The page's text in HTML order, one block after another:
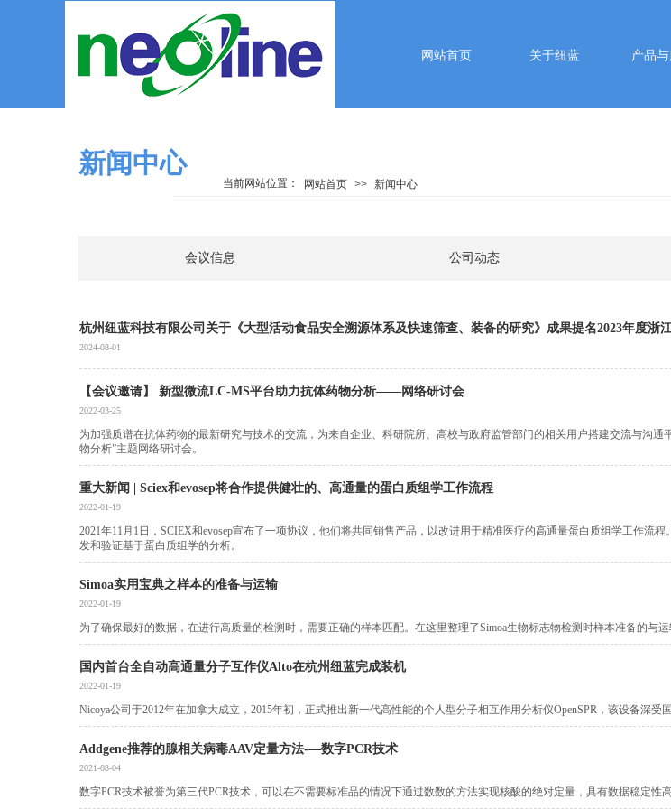
网站首页 关于纽蓝 产品
新闻中心
当前网站位置： 网站首页 >> 新闻中心
会议信息 公司动态
杭州纽蓝科技有限公司关于《大型活动食品安全溯源体系及快速筛查、装备的研究》成果提名2023年度浙
2024-08-01
【会议邀请】 新型微流LC-MS平台助力抗体药物分析——网络研讨会
2022-03-25
为加强质谱在抗体药物的最新研究与技术的交流，为来自企业、科研院所、高校与政府监管部门的相关用户搭建交流与沟
物分析”主题网络研讨会。
重大新闻 | Sciex和evosep将合作提供健壮的、高通量的蛋白质组学工作流程
2022-01-19
2021年11月1日，SCIEX和evosep宣布了一项协议，他们将共同销售产品，以改进用于精准医疗的高通量蛋白质组学工作流
发和验证基于蛋白质组学的分析。
Simoa实用宝典之样本的准备与运输
2022-01-19
为了确保最好的数据，在进行高质量的检测时，需要正确的样本匹配。在这里整理了Simoa生物标志物检测时样本准备的与运
国内首台全自动高通量分子互作仪Alto在杭州纽蓝完成装机
2022-01-19
​Nicoya公司于2012年在加拿大成立，2015年初，正式推出新一代高性能的个人型分子相互作用分析仪OpenSPR，该设备深
Addgene推荐的腺相关病毒AAV定量方法-—数字PCR技术
2021-08-04
数字PCR技术被誉为第三代PCR技术，可以在不需要标准品的情况下通过数数的方法实现核酸的绝对定量，具有数据稳定性